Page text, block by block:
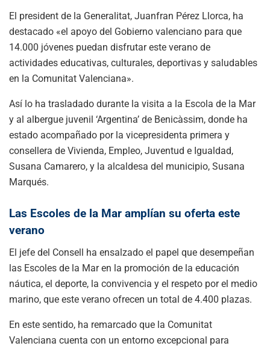
El president de la Generalitat, Juanfran Pérez Llorca, ha
destacado «el apoyo del Gobierno valenciano para que
14.000 jóvenes puedan disfrutar este verano de
actividades educativas, culturales, deportivas y saludables
en la Comunitat Valenciana».
Así lo ha trasladado durante la visita a la Escola de la Mar
y al albergue juvenil ‘Argentina’ de Benicàssim, donde ha
estado acompañado por la vicepresidenta primera y
consellera de Vivienda, Empleo, Juventud e Igualdad,
Susana Camarero, y la alcaldesa del municipio, Susana
Marqués.
Las Escoles de la Mar amplían su oferta este
verano
El jefe del Consell ha ensalzado el papel que desempeñan
las Escoles de la Mar en la promoción de la educación
náutica, el deporte, la convivencia y el respeto por el medio
marino, que este verano ofrecen un total de 4.400 plazas.
En este sentido, ha remarcado que la Comunitat
Valenciana cuenta con un entorno excepcional para